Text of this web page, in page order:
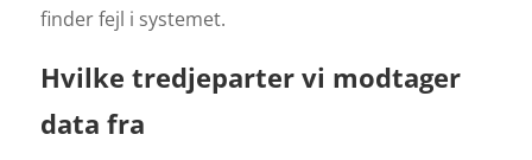
finder fejl i systemet.
Hvilke tredjeparter vi modtager
data fra